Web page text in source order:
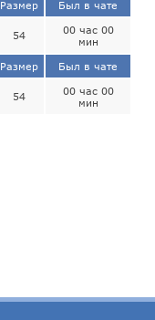
Размер Был в чате
54
00 час 00
мин
Размер Был в чате
54
00 час 00
мин